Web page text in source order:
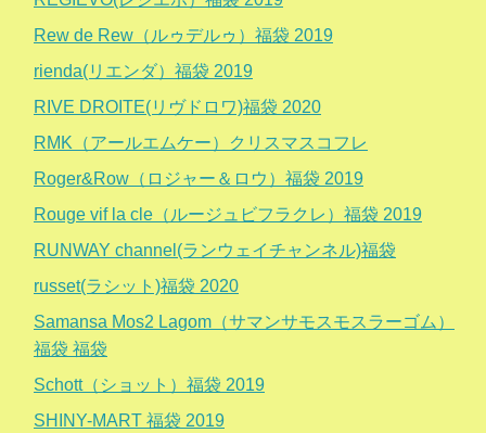
Rew de Rew（ルゥデルゥ）福袋 2019
rienda(リエンダ）福袋 2019
RIVE DROITE(リヴドロワ)福袋 2020
RMK（アールエムケー）クリスマスコフレ
Roger&Row（ロジャー＆ロウ）福袋 2019
Rouge vif la cle（ルージュビフラクレ）福袋 2019
RUNWAY channel(ランウェイチャンネル)福袋
russet(ラシット)福袋 2020
Samansa Mos2 Lagom（サマンサモスモスラーゴム）
福袋 福袋
Schott（ショット）福袋 2019
SHINY-MART 福袋 2019